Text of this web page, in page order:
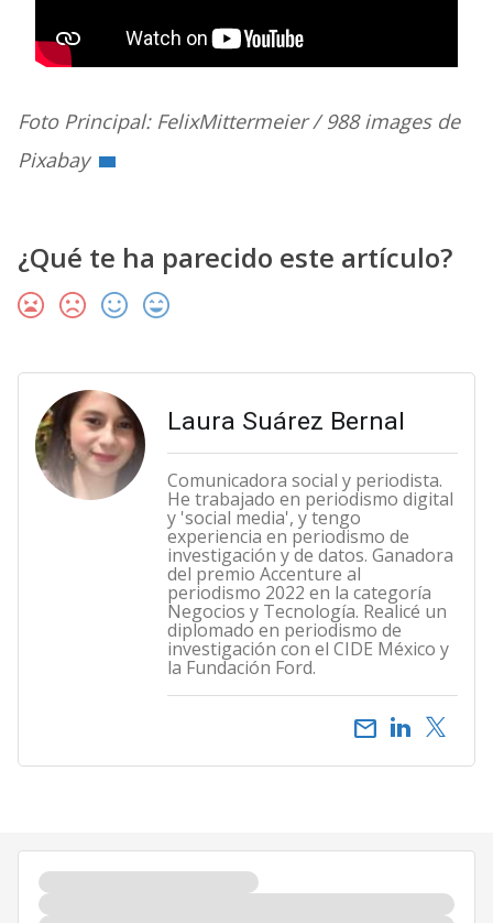
Foto Principal: FelixMittermeier / 988 images de
Pixabay
¿Qué te ha parecido este artículo?
Laura Suárez Bernal
Comunicadora social y periodista.
He trabajado en periodismo digital
y 'social media', y tengo
experiencia en periodismo de
investigación y de datos. Ganadora
del premio Accenture al
periodismo 2022 en la categoría
Negocios y Tecnología. Realicé un
diplomado en periodismo de
investigación con el CIDE México y
la Fundación Ford.
email